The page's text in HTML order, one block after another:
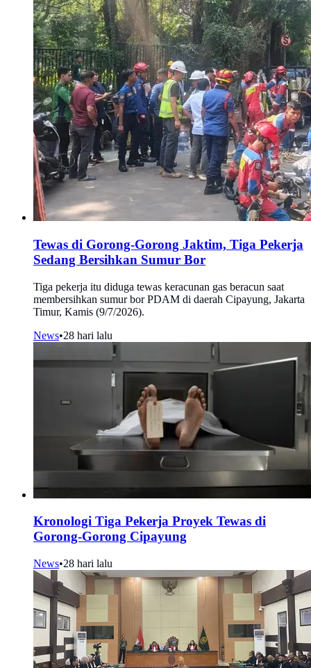
Tewas di Gorong-Gorong Jaktim, Tiga Pekerja
Sedang Bersihkan Sumur Bor
Tiga pekerja itu diduga tewas keracunan gas beracun saat
membersihkan sumur bor PDAM di daerah Cipayung, Jakarta
Timur, Kamis (9/7/2026).
News•28 hari lalu
Kronologi Tiga Pekerja Proyek Tewas di
Gorong-Gorong Cipayung
News•28 hari lalu